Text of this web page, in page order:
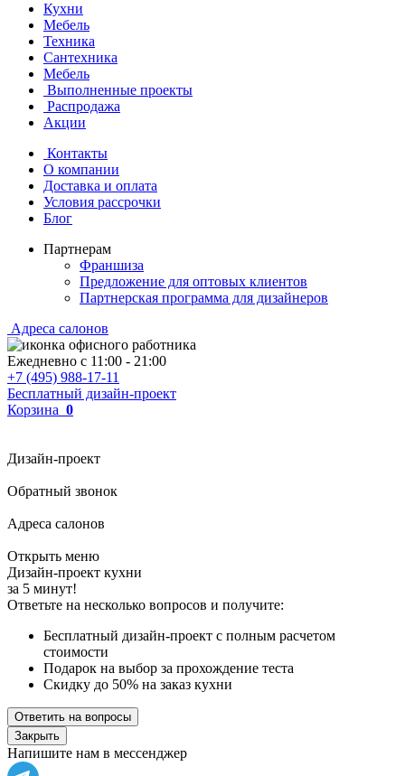
Кухни
Мебель
Техника
Сантехника
Мебель
Выполненные проекты
Распродажа
Акции
Контакты
О компании
Доставка и оплата
Условия рассрочки
Блог
Партнерам
Франшиза
Предложение для оптовых клиентов
Партнерская программа для дизайнеров
Адреса салонов
Ежедневно с 11:00 - 21:00
+7 (495) 988-17-11
Бесплатный дизайн-проект
Корзина 0
Дизайн-проект
Обратный звонок
Адреса салонов
Открыть меню
Дизайн-проект кухни
за 5 минут!
Ответьте на несколько вопросов и получите:
Бесплатный дизайн-проект с полным расчетом
стоимости
Подарок на выбор за прохождение теста
Скидку до 50% на заказ кухни
Ответить на вопросы
Закрыть
Напишите нам в мессенджер